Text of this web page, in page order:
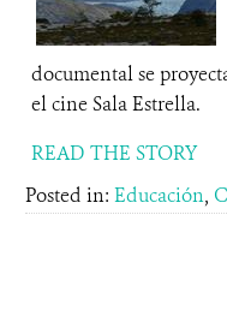
documental se
el cine Sala Estrella.
READ THE STORY
Posted in: Educación,